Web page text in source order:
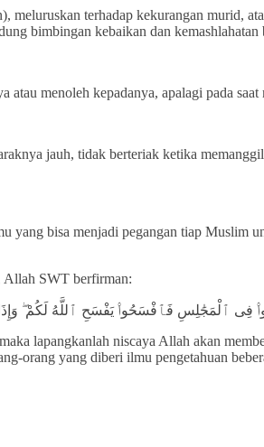
terhadap kekurangan murid,
bimbingan kebaikan dan kemashlahatan
menoleh kepadanya, apalagi pada saat
jauh, tidak berteriak ketika
bisa menjadi pegangan tiap Muslim
Allah SWT berfirman:
فِى ٱلْمَجَٰلِسِ فَٱفْسَحُوا۟ يَفْسَحِ ٱللَّهُ لَكُمْ
lapangkanlah niscaya Allah akan
orang yang diberi ilmu pengetahuan